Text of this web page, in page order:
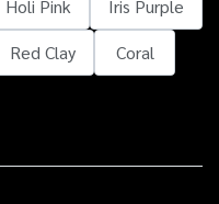
Holi Pink
Iris Purple
Red Clay
Coral